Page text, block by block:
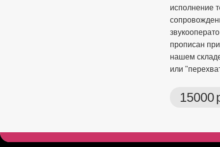
исполнение
прописан
нашем
или
15000